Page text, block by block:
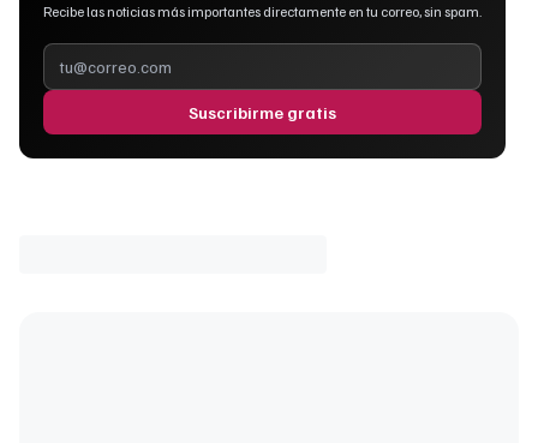
Recibe las noticias más importantes directamente en tu correo, sin spam.
Suscribirme gratis